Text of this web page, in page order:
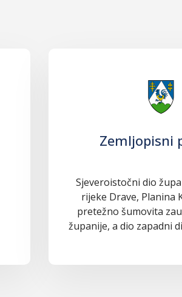
Zemljopisni
Sjeveroistočni dio
rijeke Drave, Planina
pretežno šumovita
županije, a dio zapadni